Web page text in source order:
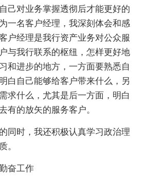
己对业务掌握透彻后才能更好的
一名客户经理，我深刻体会和感
户经理是我行资产业务对公众服
与我行联系的枢纽，怎样更好地
和进步的地方，一方面要熟悉自
白自己能够给客户带来什么，另
求什么，尤其是后一方面，明白
有的放矢的服务客户。
同时，我还积极认真学习政治理
。
奋工作